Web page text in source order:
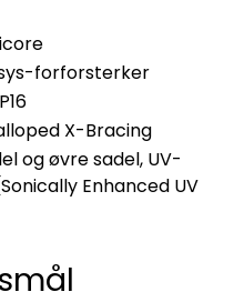
forforsterker
X-Bracing
og øvre sadel, UV-
Enhanced UV